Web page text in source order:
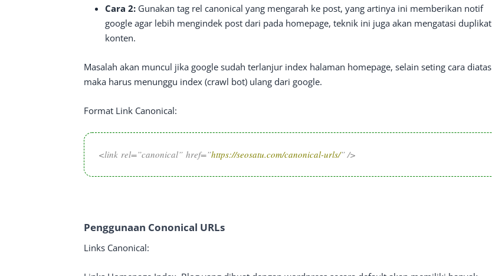
Cara 2: Gunakan tag rel canonical yang mengarah ke post, yang artinya ini memberikan notif
google agar lebih mengindek post dari pada homepage, teknik ini juga akan mengatasi duplikat
konten.
Masalah akan muncul jika google sudah terlanjur index halaman homepage, selain seting cara diatas
maka harus menunggu index (crawl bot) ulang dari google.
Format Link Canonical:
<link rel=”canonical” href=”https://seosatu.com/canonical-urls/” />
Penggunaan Cononical URLs
Links Canonical: